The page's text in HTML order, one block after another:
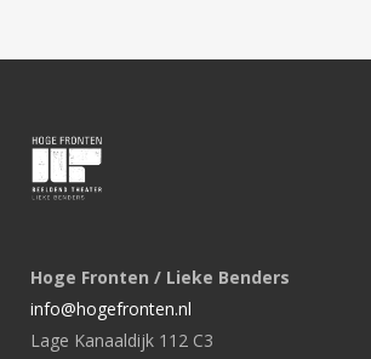
Hoge Fronten / Lieke Benders
info@hogefronten.nl
Lage Kanaaldijk 112 C3